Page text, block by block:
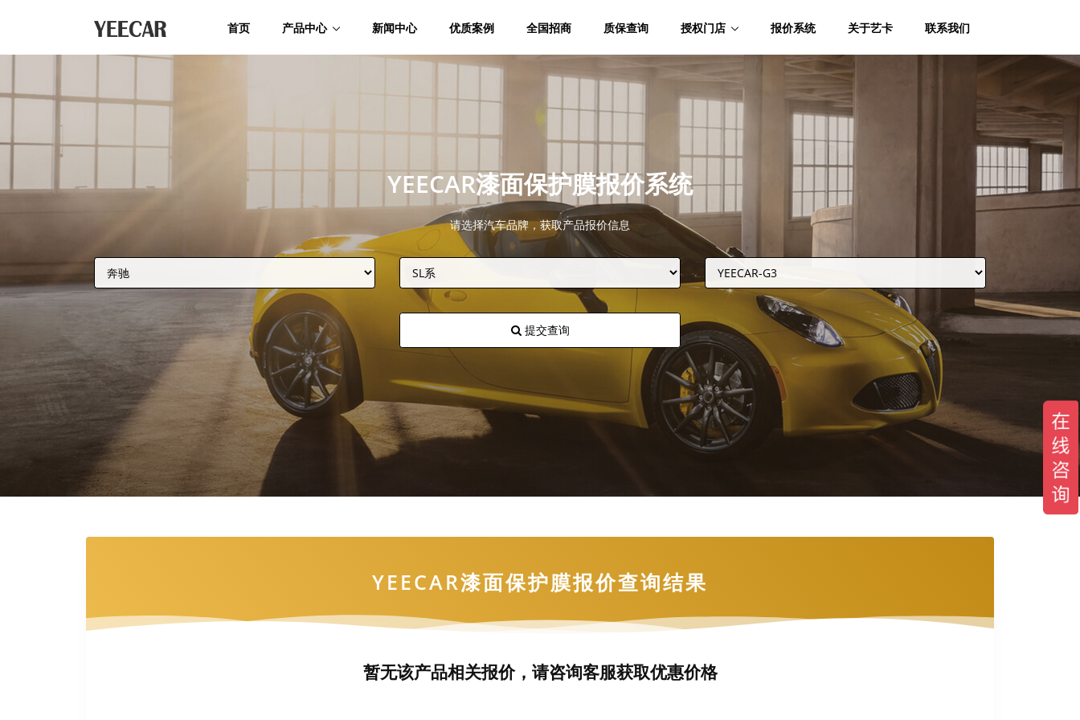
首页 产品中心 新闻中心 优质案例 全国招商 质保查询 授权门店 报价系统 关于艺卡 联系我们
YEECAR漆面保护膜报价系统
请选择汽车品牌，获取产品报价信息
提交查询
YEECAR漆面保护膜报价查询结果
暂无该产品相关报价，请咨询客服获取优惠价格